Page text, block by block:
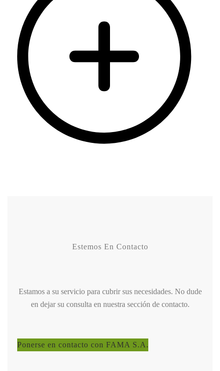
Estemos En Contacto
Estamos a su servicio para cubrir sus necesidades. No dude
en dejar su consulta en nuestra sección de contacto.
Ponerse en contacto con FAMA S.A.